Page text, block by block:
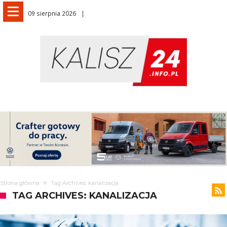
09 sierpnia 2026
Strona główna Tag Archives: kanalizacja
TAG ARCHIVES: KANALIZACJA